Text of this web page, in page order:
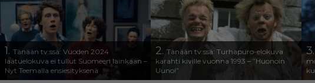
1. Tänään tv:ssä: Vuoden 2024
laatuelokuva ei tullut Suomeen lainkaan –
Nyt Teemalla ensiesityksenä
2. Tänään tv:ssä: Turhapuro-elokuva
karahti kiville vuonna 1993 – ”Huonoin
Uuno!”
3.